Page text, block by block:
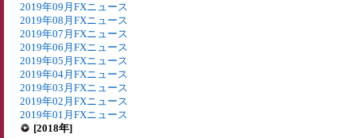
2019年09月FXニュース
2019年08月FXニュース
2019年07月FXニュース
2019年06月FXニュース
2019年05月FXニュース
2019年04月FXニュース
2019年03月FXニュース
2019年02月FXニュース
2019年01月FXニュース
[2018年]